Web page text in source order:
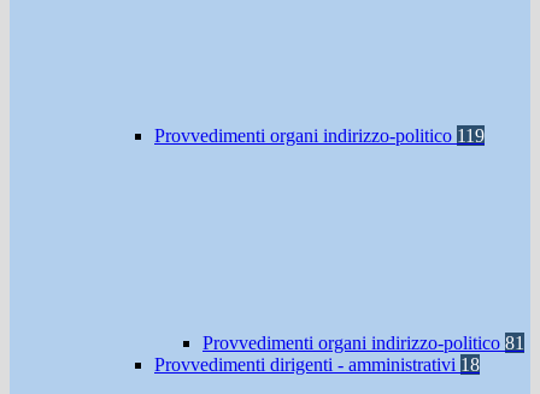
Provvedimenti organi indirizzo-politico 119
Provvedimenti organi indirizzo-politico 81
Provvedimenti dirigenti - amministrativi 18